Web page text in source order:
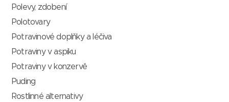
Polevy, zdobení
Polotovary
Potravinové doplňky a léčiva
Potraviny v aspiku
Potraviny v konzervě
Puding
Rostlinné alternativy